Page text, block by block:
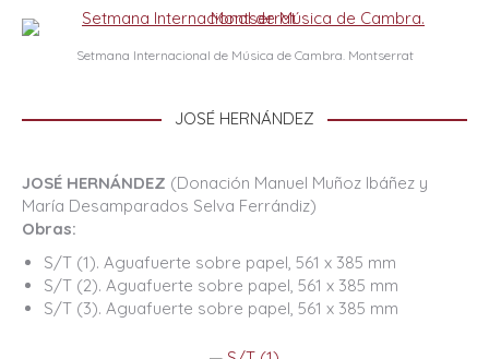
Setmana Internacional de Música de Cambra. Montserrat
JOSÉ HERNÁNDEZ
JOSÉ HERNÁNDEZ (Donación Manuel Muñoz Ibáñez y
María Desamparados Selva Ferrándiz)
Obras:
S/T (1). Aguafuerte sobre papel, 561 x 385 mm
S/T (2). Aguafuerte sobre papel, 561 x 385 mm
S/T (3). Aguafuerte sobre papel, 561 x 385 mm